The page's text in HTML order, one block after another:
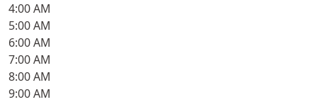
4:00 AM
5:00 AM
6:00 AM
7:00 AM
8:00 AM
9:00 AM